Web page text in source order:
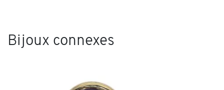
Bijoux connexes